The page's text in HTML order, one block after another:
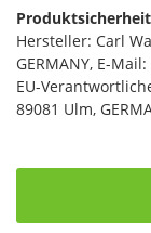
Hersteller: Carl
GERMANY, E-
EU-
89081 Ulm,